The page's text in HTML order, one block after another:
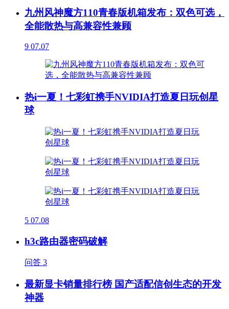
九州风神魔方110青春版机箱发布：双色可选，
全能散热与高兼容性兼顾
9 07.07
热i一夏！七彩虹携手NVIDIA打造夏日玩创星
球
5 07.08
h3c路由器密码破解
问答 3
最新显卡销量排行榜 国产适配信创生态的开发
神器